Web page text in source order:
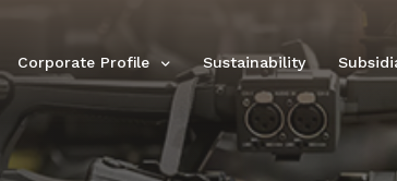
Corporate Profile Sustainability